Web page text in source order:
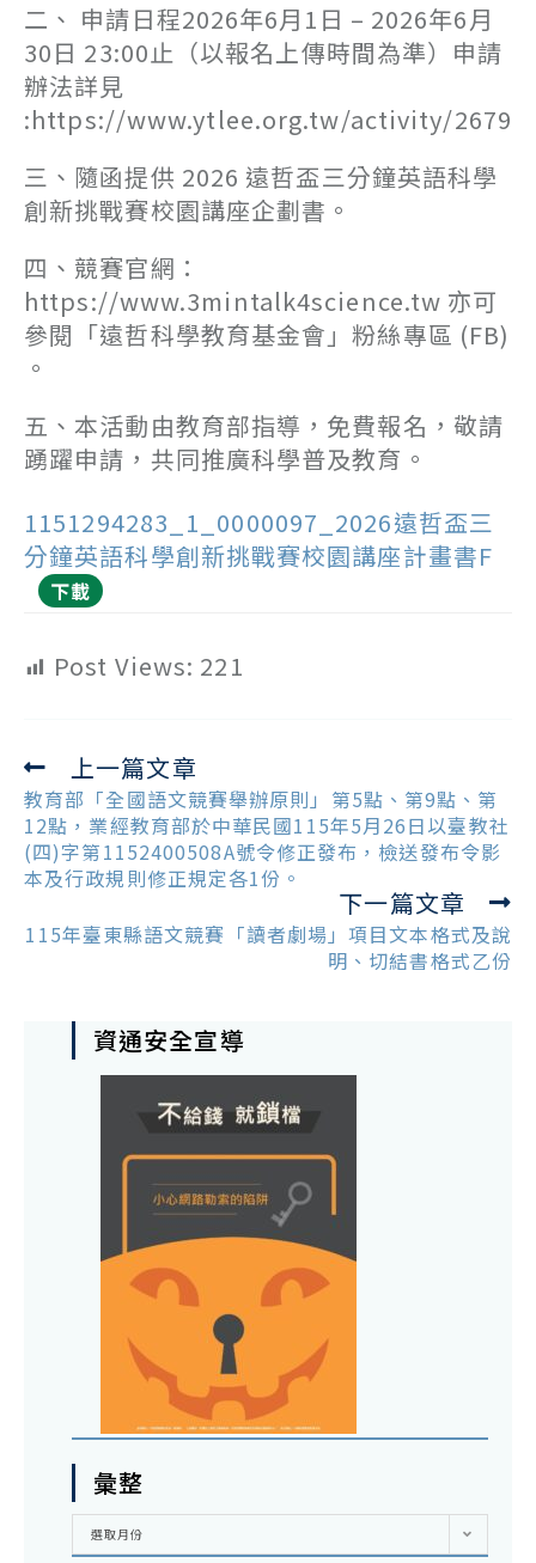
二、 申請日程2026年6月1日 – 2026年6月
30日 23:00止（以報名上傳時間為準）申請
辦法詳見
:https://www.ytlee.org.tw/activity/2679
三、隨函提供 2026 遠哲盃三分鐘英語科學
創新挑戰賽校園講座企劃書。
四、競賽官網：
https://www.3mintalk4science.tw 亦可
參閱「遠哲科學教育基金會」粉絲專區 (FB)
。
五、本活動由教育部指導，免費報名，敬請
踴躍申請，共同推廣科學普及教育。
1151294283_1_0000097_2026遠哲盃三
分鐘英語科學創新挑戰賽校園講座計畫書F
下載
Post Views: 221
Read
more
articles
上一篇文章
教育部「全國語文競賽舉辦原則」第5點、第9點、第
12點，業經教育部於中華民國115年5月26日以臺教社
(四)字第1152400508A號令修正發布，檢送發布令影
本及行政規則修正規定各1份。
下一篇文章
115年臺東縣語文競賽「讀者劇場」項目文本格式及說
明、切結書格式乙份
資通安全宣導
彙整
彙
選取月份